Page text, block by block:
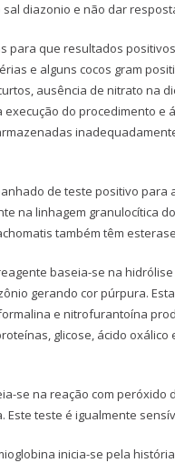
diazonio e não dar
para que resultados
e alguns cocos gram
ausência de nitrato na
do procedimento
de teste positivo para
na linhagem granulocítica
também têm
baseia-se na
gerando cor púrpura.
e nitrofurantoína
glicose, ácido
se na reação com
teste é igualmente
inicia-se pela